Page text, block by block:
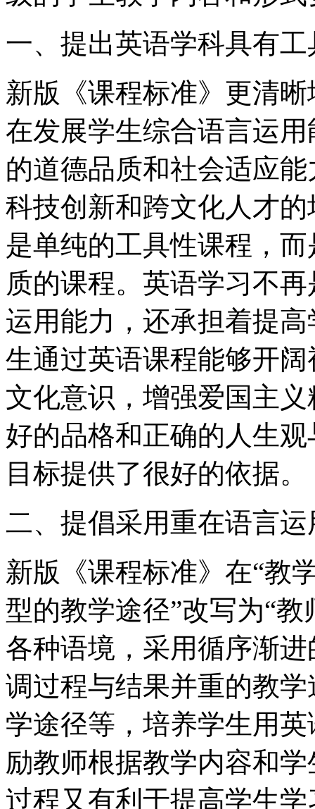
一、提出英语学科具有
新版《课程标准》更清
在发展学生综合语言运
的道德品质和社会适应
科技创新和跨文化人才
是单纯的工具性课程，
质的课程。英语学习不
运用能力，还承担着提
生通过英语课程能够开
文化意识，增强爱国主
好的品格和正确的人生
目标提供了很好的依据。
二、提倡采用重在语言
新版《课程标准》在“教
型的教学途径”改写为“
各种语境，采用循序渐
调过程与结果并重的教
学途径等，培养学生用
励教师根据教学内容和
过程又有利于提高学生